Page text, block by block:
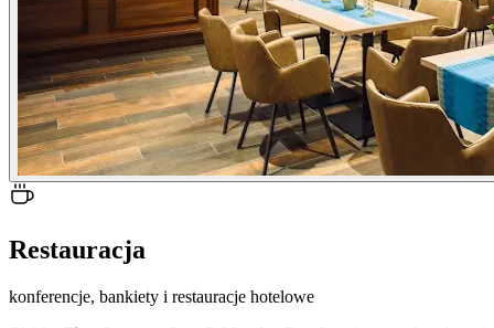
Restauracja
konferencje, bankiety i restauracje hotelowe